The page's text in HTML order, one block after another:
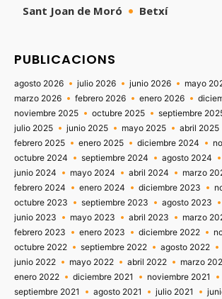
Sant Joan de Moró
Betxí
PUBLICACIONS
agosto 2026 julio 2026 junio 2026 mayo
marzo 2026
febrero 2026 enero 2026
noviembre 2025
octubre 2025 septiembre
julio 2025
junio 2025 mayo 2025 abril 2025
febrero 2025
enero 2025 diciembre 2024
octubre 2024
septiembre 2024 agosto 2024
junio 2024
mayo 2024 abril 2024
marzo
febrero 2024
enero 2024 diciembre 2023
octubre 2023
septiembre 2023 agosto 2023
junio 2023
mayo 2023 abril 2023
marzo
febrero 2023
enero 2023 diciembre 2022
octubre 2022
septiembre 2022 agosto 2022
junio 2022
mayo 2022 abril 2022 marzo
enero 2022
diciembre 2021 noviembre 2021
septiembre 2021
agosto 2021 julio 2021